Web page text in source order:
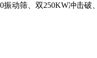
动筛、双250KW冲击破